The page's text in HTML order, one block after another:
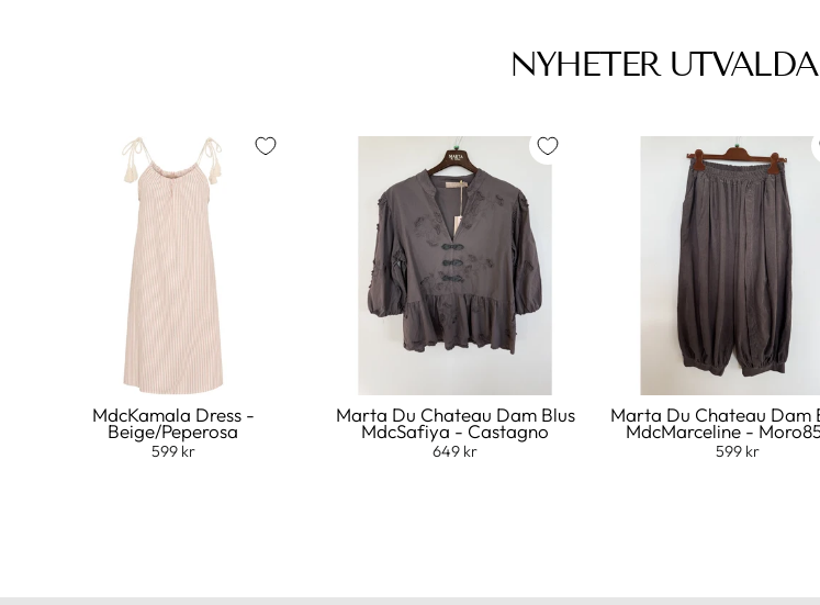
NYHETER
MdcKamala Dress -
Beige/Peperosa
599 kr
Marta Du Chateau Dam Blus
MdcSafiya - Castagno
649 kr
Marta Du Chateau Dam
MdcMarceline -
599 kr